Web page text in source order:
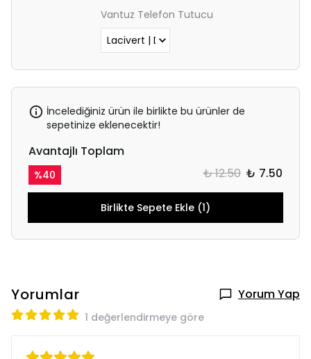
Vantuz Telefon Tutucu
İncelediğiniz ürün ile birlikte bu ürünler de
sepetinize eklenecektir!
Avantajlı Toplam
%40 ₺ 12.50 ₺ 7.50
Birlikte Sepete Ekle (1)
Yorumlar Yorum Yap
1 değerlendirmeye göre